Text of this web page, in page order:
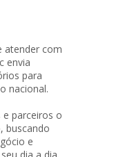
atender com
envia
para
nacional.
parceiros o
buscando
e